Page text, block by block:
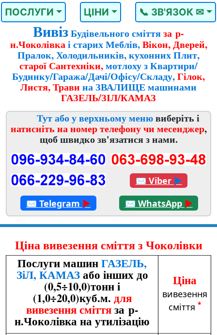
ПОСЛУГИ ЦІНИ 📞 ЗВ'ЯЗОК ✉
ВивізБудівельного сміттяза р-
н.Чоколівкаі старих Меблів,Вікон, Дверей,
Пралок, Холодильників, кухонних Плит,
старої Сантехніки,мотлоху з Квартири/
Будинку/Гаража/Дачі/Офісу/Складу,Гілок,
Листя, Трави на ЗВАЛИЩЕ машинами
ГАЗЕЛЬ/ЗІЛ/КАМАЗ
Тут або у верхньому менювиберіть і
натисніть на номер телефону чи месенджер,
щоб швидко зв'язатися з нами.
✉ Viber ►
✉ Telegram ► ✉ WhatsApp ►
Ціна вивезення сміття з Чоколівки
Послуги машинГАЗЕЛЬ,
ЗіЛ, КАМАЗабо інших до
(0,5÷10,0)тонн і
(1,0÷20,0)куб.м. для
вивезення сміттяза р-
н.Чоколівка на утилізацію
Ціна
вивезення
сміття *